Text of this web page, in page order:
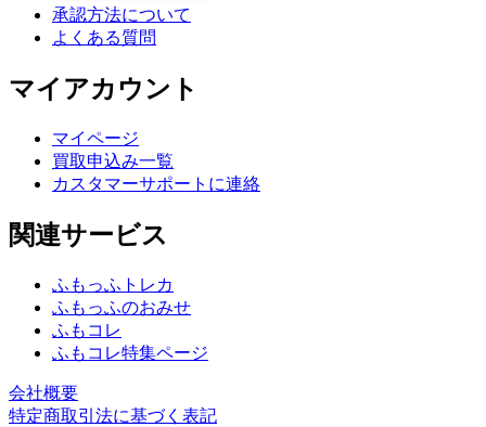
承認方法について
よくある質問
マイアカウント
マイページ
買取申込み一覧
カスタマーサポートに連絡
関連サービス
ふもっふトレカ
ふもっふのおみせ
ふもコレ
ふもコレ特集ページ
会社概要
特定商取引法に基づく表記